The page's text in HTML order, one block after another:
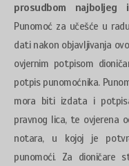
prosudbom najboljeg
Punomoć za učešće u
dati nakon objavljivanja
ovjernim potpisom
potpis punomoćnika.
mora biti izdata i
pravnog lica, te ovjerena
notara, u kojoj je
punomoći. Za dioničare